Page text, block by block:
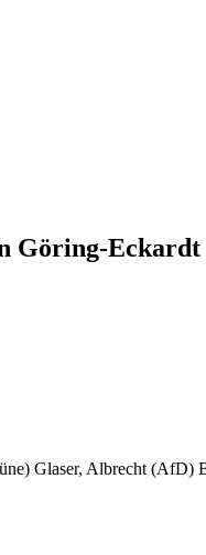
Göring-Eckardt
Glaser, Albrecht (AfD)